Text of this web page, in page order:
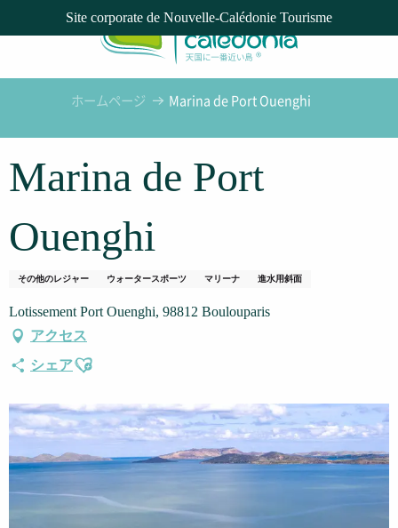
Site corporate de Nouvelle-Calédonie Tourisme
ホームページ Marina de Port Ouenghi
Marina de Port
Ouenghi
その他のレジャー ウォータースポーツ マリーナ 進水用斜面
Lotissement Port Ouenghi, 98812 Boulouparis
アクセス
シェアAjouter aux favoris